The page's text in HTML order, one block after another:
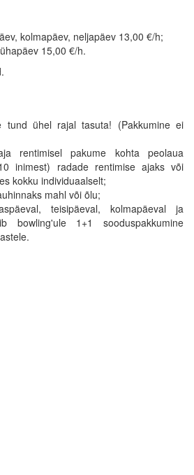
kolmapäev, neljapäev 13,00 €/h;
15,00 €/h.
tund ühel rajal tasuta! (Pakkumine ei
rentimisel pakume kohta peolaua
inimest) radade rentimise ajaks või
kokku individuaalselt;
mahl või õlu;
teisipäeval, kolmapäeval ja
bowling'ule 1+1 sooduspakkumine